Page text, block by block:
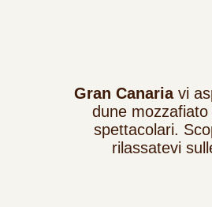
Gran Canariavi
dune mozzafiato
spettacolari.
rilassatevi